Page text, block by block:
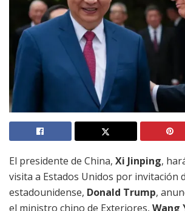
El presidente de China, Xi Jinping,
visita a Estados Unidos por invitación
estadounidense, Donald Trump,
el ministro chino de Exteriores, Wang